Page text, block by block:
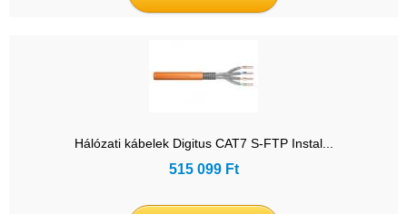
Hálózati kábelek Digitus CAT7 S-FTP Instal...
515 099 Ft